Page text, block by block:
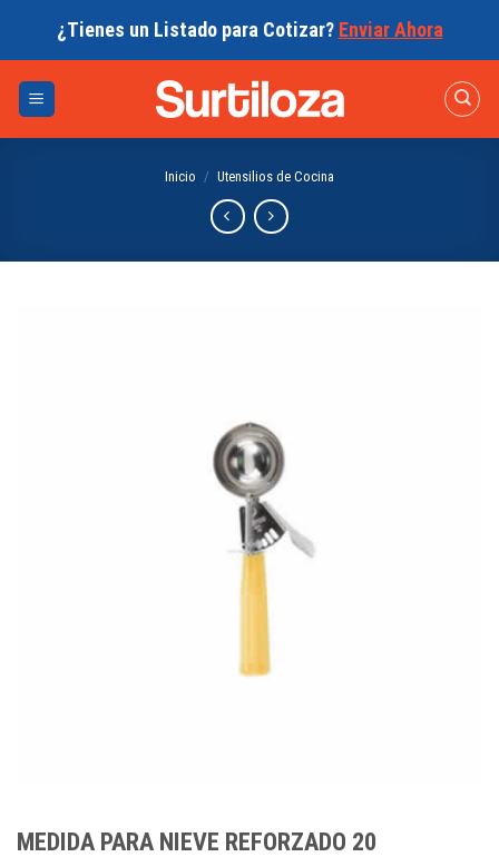
¿Tienes un Listado para Cotizar? Enviar Ahora
Inicio / Utensilios de Cocina
MEDIDA PARA NIEVE REFORZADO 20